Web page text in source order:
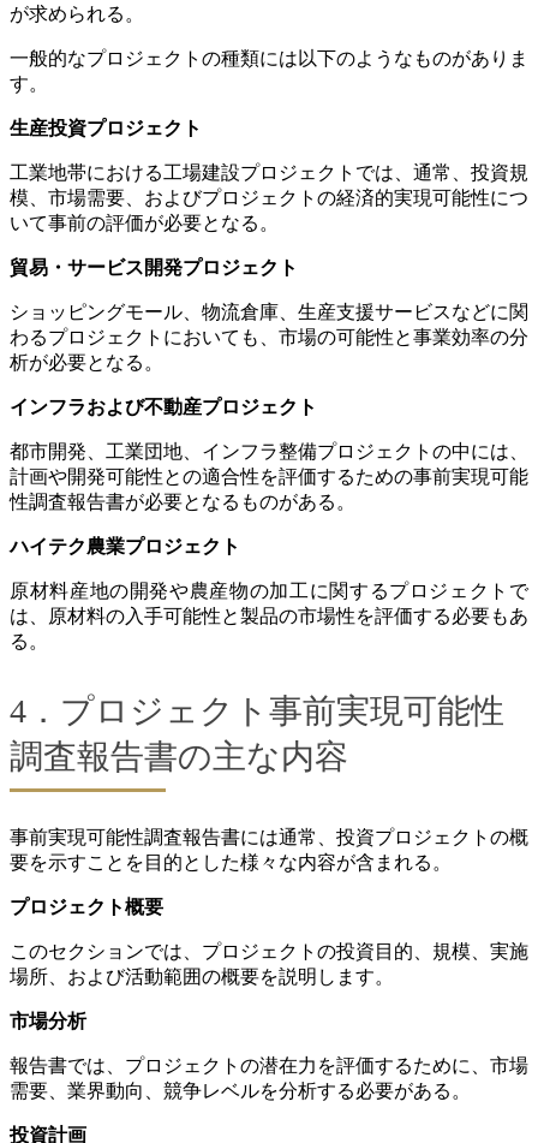
が求められる。
一般的なプロジェクトの種類には以下のようなものがありま
す。
生産投資プロジェクト
工業地帯における工場建設プロジェクトでは、通常、投資規
模、市場需要、およびプロジェクトの経済的実現可能性につ
いて事前の評価が必要となる。
貿易・サービス開発プロジェクト
ショッピングモール、物流倉庫、生産支援サービスなどに関
わるプロジェクトにおいても、市場の可能性と事業効率の分
析が必要となる。
インフラおよび不動産プロジェクト
都市開発、工業団地、インフラ整備プロジェクトの中には、
計画や開発可能性との適合性を評価するための事前実現可能
性調査報告書が必要となるものがある。
ハイテク農業プロジェクト
原材料産地の開発や農産物の加工に関するプロジェクトで
は、原材料の入手可能性と製品の市場性を評価する必要もあ
る。
4．プロジェクト事前実現可能性
調査報告書の主な内容
事前実現可能性調査報告書には通常、投資プロジェクトの概
要を示すことを目的とした様々な内容が含まれる。
プロジェクト概要
このセクションでは、プロジェクトの投資目的、規模、実施
場所、および活動範囲の概要を説明します。
市場分析
報告書では、プロジェクトの潜在力を評価するために、市場
需要、業界動向、競争レベルを分析する必要がある。
投資計画